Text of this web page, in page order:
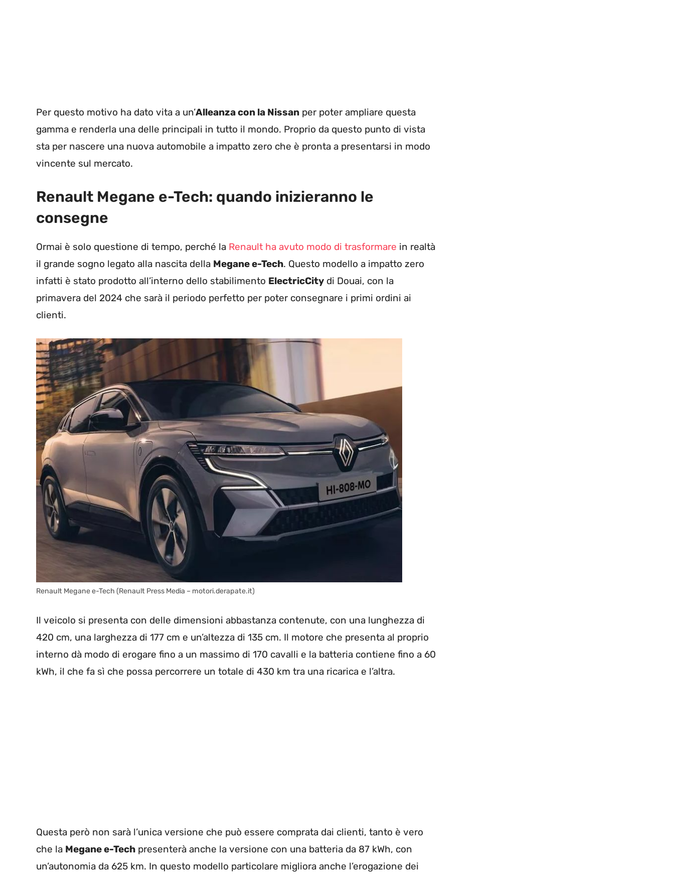
Per questo motivo ha dato vita a un’Alleanza con la Nissan per poter ampliare questa
gamma e renderla una delle principali in tutto il mondo. Proprio da questo punto di vista
sta per nascere una nuova automobile a impatto zero che è pronta a presentarsi in modo
vincente sul mercato.
Renault Megane e-Tech: quando inizieranno le
consegne
Ormai è solo questione di tempo, perché la Renault ha avuto modo di trasformare in realtà
il grande sogno legato alla nascita della Megane e-Tech. Questo modello a impatto zero
infatti è stato prodotto all’interno dello stabilimento ElectricCity di Douai, con la
primavera del 2024 che sarà il periodo perfetto per poter consegnare i primi ordini ai
clienti.
Renault Megane e-Tech (Renault Press Media – motori.derapate.it)
Il veicolo si presenta con delle dimensioni abbastanza contenute, con una lunghezza di
420 cm, una larghezza di 177 cm e un’altezza di 135 cm. Il motore che presenta al proprio
interno dà modo di erogare fino a un massimo di 170 cavalli e la batteria contiene fino a 60
kWh, il che fa sì che possa percorrere un totale di 430 km tra una ricarica e l’altra.
Questa però non sarà l’unica versione che può essere comprata dai clienti, tanto è vero
che la Megane e-Tech presenterà anche la versione con una batteria da 87 kWh, con
un’autonomia da 625 km. In questo modello particolare migliora anche l’erogazione dei